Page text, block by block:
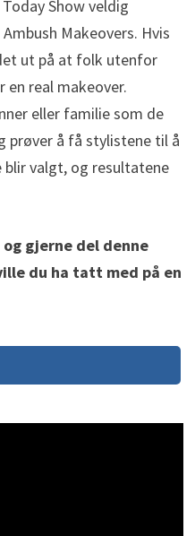
Show veldig
Makeovers. Hvis
ut på at folk utenfor
real makeover.
eller familie som de
prøver å få stylistene til å
blir valgt, og resultatene
gjerne del denne
du ha tatt med på en